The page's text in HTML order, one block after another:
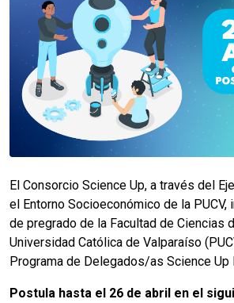
El Consorcio Science Up, a través del
el Entorno Socioeconómico de la PUCV,
de pregrado de la Facultad de Ciencias
Universidad Católica de Valparaíso
Programa de Delegados/as Science Up
Postula hasta el 26 de abril en el